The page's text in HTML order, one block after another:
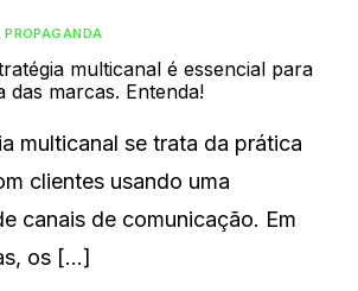
,PROPAGANDA
multicanal é essencial para
das marcas. Entenda!
multicanal se trata da prática
clientes usando uma
canais de comunicação. Em
os […]